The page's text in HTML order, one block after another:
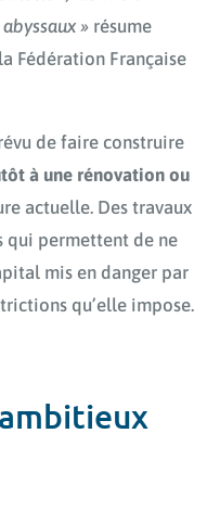
» résume
Fédération Française
de faire construire
à une rénovation ou
actuelle. Des travaux
qui permettent de ne
mis en danger par
qu’elle impose.